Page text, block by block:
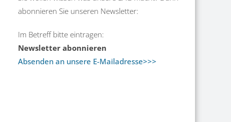
abonnieren Sie unseren Newsletter:
Im Betreff bitte eintragen:
Newsletter abonnieren
Absenden an unsere E-Mailadresse>>>